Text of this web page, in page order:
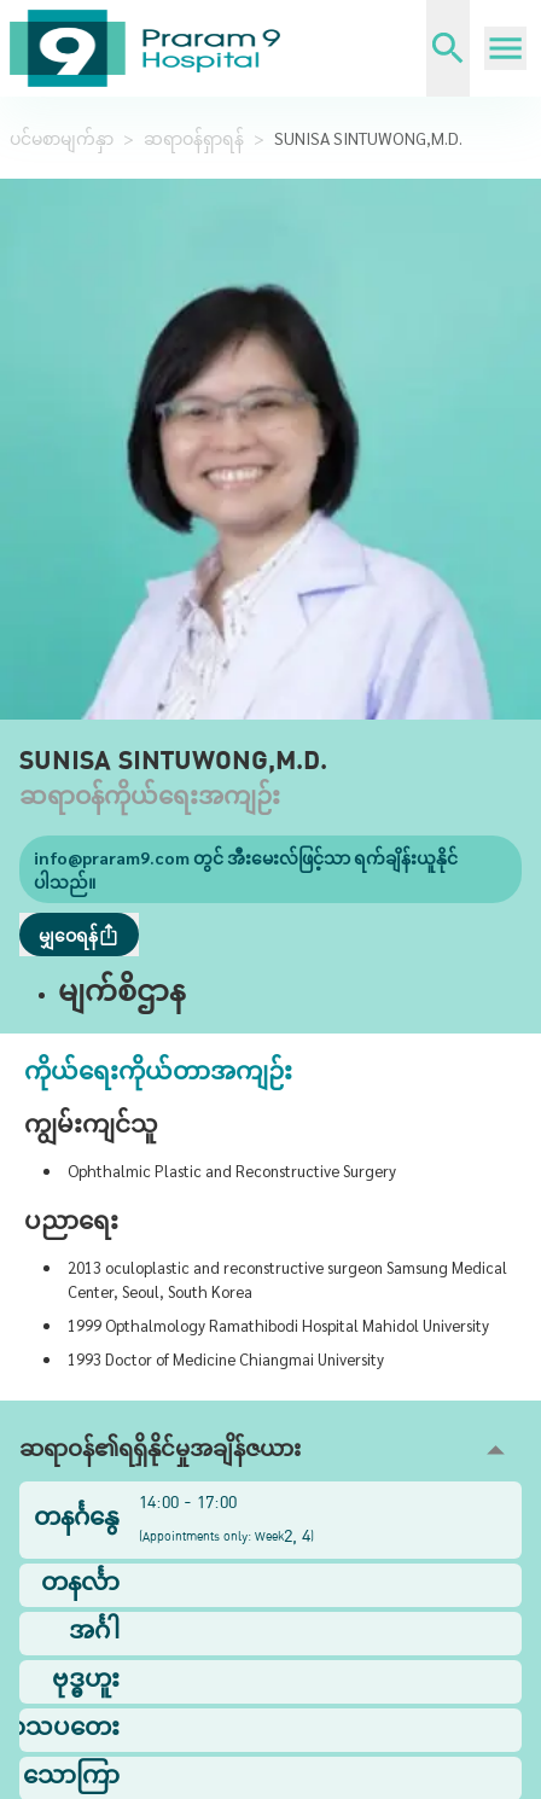
ပင်မစာမျက်နှာ > ဆရာဝန်ရှာရန် > SUNISA SINTUWONG,M.D.
SUNISA SINTUWONG,M.D.
ဆရာဝန်ကိုယ်ရေးအကျဉ်း
info@praram9.comတွင် အီးမေးလ်ဖြင့်သာ ရက်ချိန်းယူနိုင်
ပါသည်။
မျှဝေရန်
မျက်စိဌာန
ကိုယ်ရေးကိုယ်တာအကျဉ်း
ကျွမ်းကျင်သူ
Ophthalmic Plastic and Reconstructive Surgery
ပညာရေး
2013 oculoplastic and reconstructive surgeon Samsung Medical
Center, Seoul, South Korea
1999 Opthalmology Ramathibodi Hospital Mahidol University
1993 Doctor of Medicine Chiangmai University
ဆရာဝန်၏ရရှိနိုင်မှုအချိန်ဇယား
တနင်္ဂနွေ
14:00 - 17:00
(Appointments only: Week2, 4)
တနင်္လာ
အင်္ဂါ
ဗုဒ္ဓဟူး
ာသပတေး
သောကြာ